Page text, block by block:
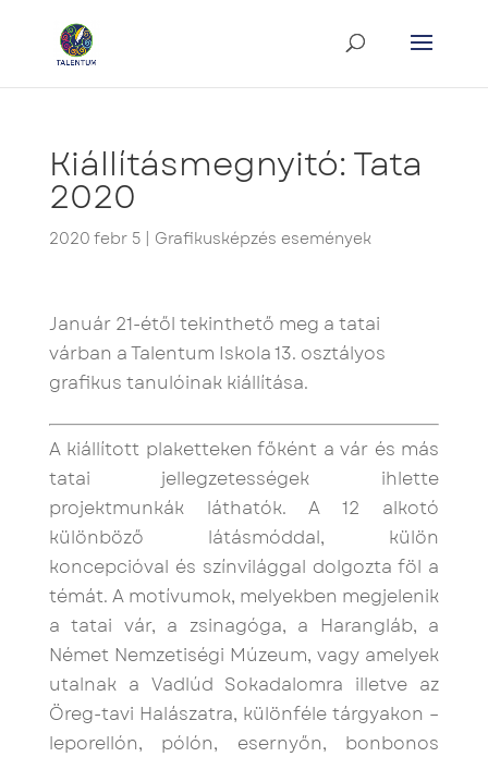
Kiállításmegnyitó: Tata
2020
2020 febr 5| Grafikusképzés események
Január 21-étől tekinthető meg a tatai
várban a Talentum Iskola 13. osztályos
grafikus tanulóinak kiállítása.
A kiállított plaketteken főként a vár és más
tatai jellegzetességek ihlette
projektmunkák láthatók. A 12 alkotó
különböző látásmóddal, külön
koncepcióval és színvilággal dolgozta föl a
témát. A motívumok, melyekben megjelenik
a tatai vár, a zsinagóga, a Harangláb, a
Német Nemzetiségi Múzeum, vagy amelyek
utalnak a Vadlúd Sokadalomra illetve az
Öreg-tavi Halászatra, különféle tárgyakon –
leporellón, pólón, esernyőn, bonbonos